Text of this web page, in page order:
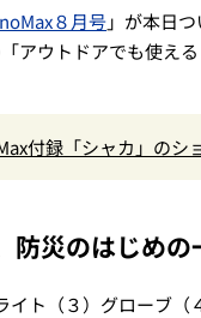
８月号」が本日
アウトドアでも使え
付録「シャカ」の
災のはじめの
ト（３）グローブ